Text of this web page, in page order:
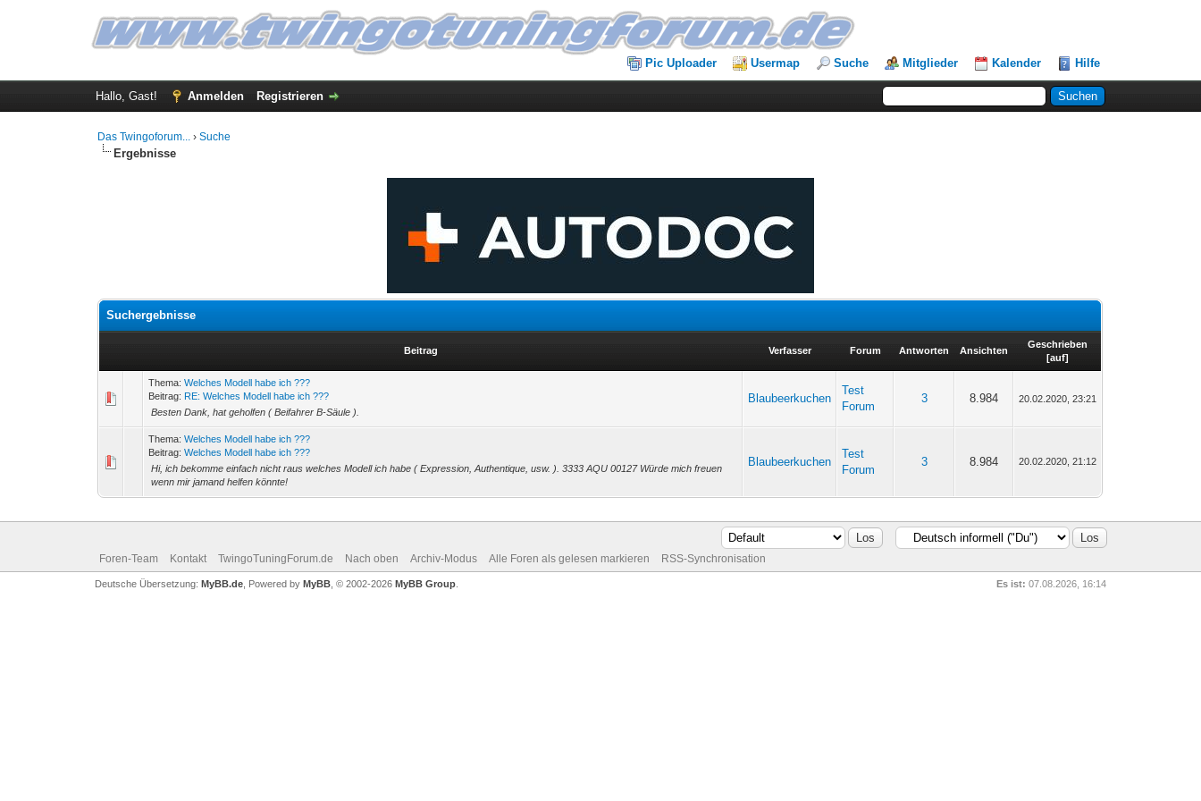
Pic Uploader Usermap Suche Mitglieder Kalender Hilfe
Hallo, Gast! Anmelden Registrieren
Das Twingoforum... ›Suche
Ergebnisse
Suchergebnisse
Beitrag Verfasser Forum Antworten Ansichten
Geschrieben
[auf]
Thema:Welches Modell habe ich ???
Beitrag: RE: Welches Modell habe ich ???
Besten Dank, hat geholfen ( Beifahrer B-Säule ).
Blaubeerkuchen
Test
Forum
3 8.984 20.02.2020, 23:21
Thema:Welches Modell habe ich ???
Beitrag:Welches Modell habe ich ???
Hi, ich bekomme einfach nicht raus welches Modell ich habe ( Expression, Authentique, usw. ). 3333 AQU 00127 Würde mich freuen
wenn mir jamand helfen könnte!
Blaubeerkuchen
Test
Forum
3 8.984 20.02.2020, 21:12
Foren-Team Kontakt TwingoTuningForum.de Nach oben Archiv-Modus Alle Foren als gelesen markieren RSS-Synchronisation
Es ist: 07.08.2026, 16:14
Deutsche Übersetzung: MyBB.de, Powered by MyBB, © 2002-2026 MyBB Group.